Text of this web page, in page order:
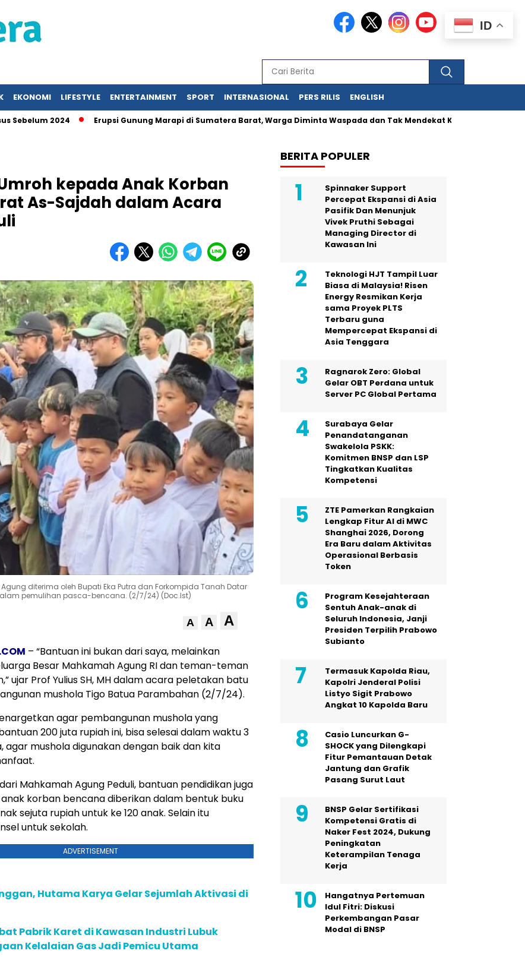
EKONOMI LIFESTYLE ENTERTAINMENT SPORT INTERNASIONAL PERS RILIS ENGLISH
2024 Erupsi Gunung Marapi di Sumatera Barat, Warga Diminta Waspada dan Tak Mendekat Kawah
kepada Anak Korban
As-Sajdah dalam Acara
diterima oleh Bupati Eka Putra dan Forkompida Tanah Datar
pemulihan pasca-bencana. (2/7/24) (Doc.Ist)
A A A
– “Bantuan ini bukan dari saya, melainkan
Besar Mahkamah Agung RI dan teman-teman
ujar Prof Yulius SH, MH dalam acara peletakan batu
mushola Tigo Batua Parambahan (2/7/24).
agar pembangunan mushola yang
200 juta rupiah ini, bisa selesai dalam waktu 3
agar mushola digunakan dengan baik dan kita
Mahkamah Agung Peduli, bantuan pendidikan juga
korban bencana diberikan dalam bentuk buku
sejuta rupiah untuk ke 120 anak. Selain itu
untuk sekolah.
ADVERTISEMENT
Hutama Karya Gelar Sejumlah Aktivasi di
Pabrik Karet di Kawasan Industri Lubuk
Kelalaian Gas Jadi Pemicu Utama
BERITA POPULER
Spinnaker Support
Percepat Ekspansi di Asia
Pasifik Dan Menunjuk
Vivek Pruthi Sebagai
Managing Director di
Kawasan Ini
Teknologi HJT Tampil Luar
Biasa di Malaysia! Risen
Energy Resmikan Kerja
sama Proyek PLTS
Terbaru guna
Mempercepat Ekspansi di
Asia Tenggara
Ragnarok Zero: Global
Gelar OBT Perdana untuk
Server PC Global Pertama
Surabaya Gelar
Penandatanganan
Swakelola PSKK:
Komitmen BNSP dan LSP
Tingkatkan Kualitas
Kompetensi
ZTE Pamerkan Rangkaian
Lengkap Fitur AI di MWC
Shanghai 2026, Dorong
Era Baru dalam Aktivitas
Operasional Berbasis
Token
Program Kesejahteraan
Sentuh Anak-anak di
Seluruh Indonesia, Janji
Presiden Terpilih Prabowo
Subianto
Termasuk Kapolda Riau,
Kapolri Jenderal Polisi
Listyo Sigit Prabowo
Angkat 10 Kapolda Baru
Casio Luncurkan G-
SHOCK yang Dilengkapi
Fitur Pemantauan Detak
Jantung dan Grafik
Pasang Surut Laut
BNSP Gelar Sertifikasi
Kompetensi Gratis di
Naker Fest 2024, Dukung
Peningkatan
Keterampilan Tenaga
Kerja
Hangatnya Pertemuan
Idul Fitri: Diskusi
Perkembangan Pasar
Modal di BNSP
ID